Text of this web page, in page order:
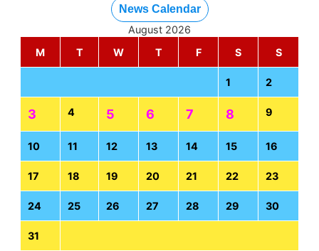
News Calendar
August 2026
M
T W T F S S
1 2
3 4 5 6 7 8 9
10 11 12 13 14 15 16
17 18 19 20 21 22 23
24 25 26 27 28 29 30
31